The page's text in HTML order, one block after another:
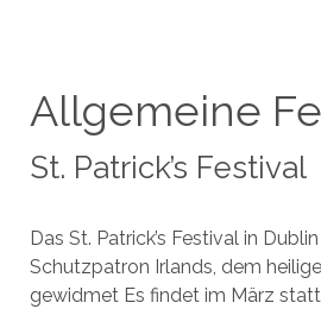
Allgemeine
St. Patrick’s Festival
Das St. Patrick’s Festival in
Schutzpatron Irlands, dem
gewidmet Es findet im März